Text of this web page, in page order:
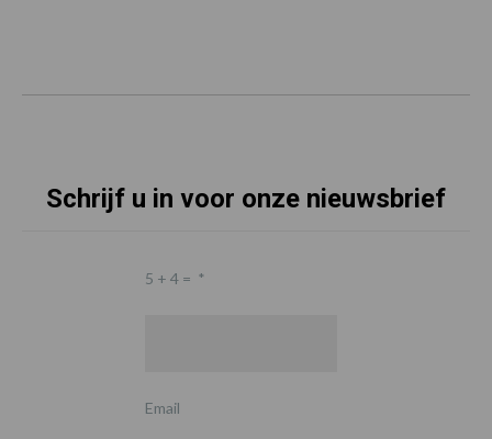
Schrijf u in voor onze nieuwsbrief
5 + 4 = *
Email